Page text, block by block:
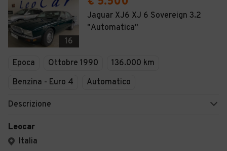
16
Jaguar XJ6 XJ 6 Sovereign 3.2
"Automatica"
Epoca Ottobre 1990
136.000 km
Benzina - Euro 4
Automatico
Descrizione
Leocar
Italia